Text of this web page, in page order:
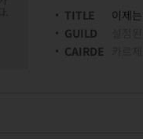
TITLE
이제
GUILD
CAIRDE